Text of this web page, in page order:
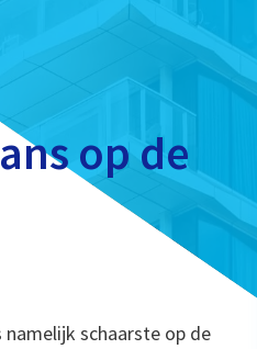
op de
schaarste op de